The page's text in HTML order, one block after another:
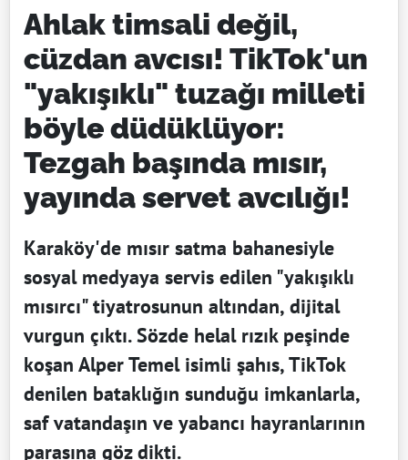
Ahlak timsali değil,
cüzdan avcısı! TikTok'un
"yakışıklı" tuzağı milleti
böyle düdüklüyor:
Tezgah başında mısır,
yayında servet avcılığı!
Karaköy'de mısır satma bahanesiyle
sosyal medyaya servis edilen "yakışıklı
mısırcı" tiyatrosunun altından, dijital
vurgun çıktı. Sözde helal rızık peşinde
koşan Alper Temel isimli şahıs, TikTok
denilen bataklığın sunduğu imkanlarla,
saf vatandaşın ve yabancı hayranlarının
parasına göz dikti.